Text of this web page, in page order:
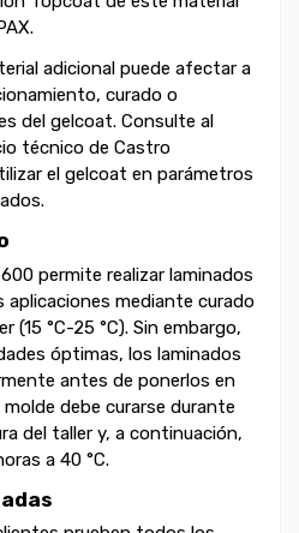
adicional puede afectar a
curado o
del gelcoat. Consulte al
técnico de Castro
el gelcoat en parámetros
permite realizar laminados
aplicaciones mediante curado
(15 °C-25 °C). Sin embargo,
óptimas, los laminados
antes de ponerlos en
debe curarse durante
del taller y, a continuación,
a 40 °C.